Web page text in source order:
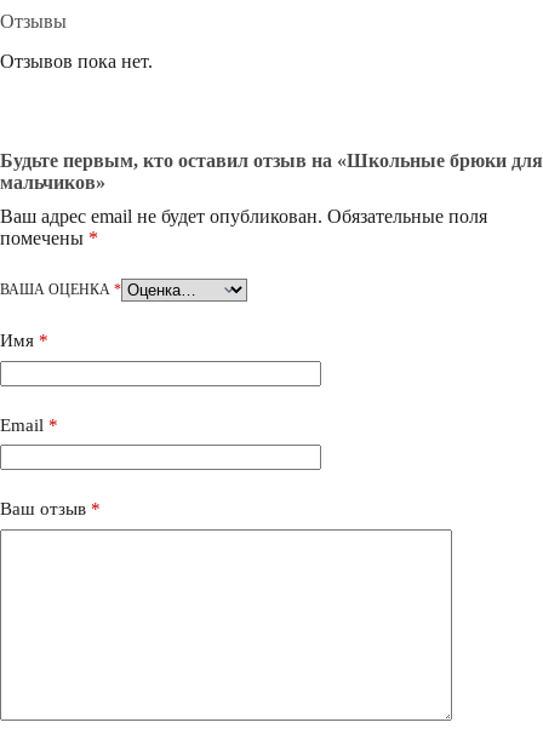
Отзывы
Отзывов пока нет.
Будьте первым, кто оставил отзыв на «Школьные брюки для
мальчиков»
Ваш адрес email не будет опубликован. Обязательные поля
помечены *
ВАША ОЦЕНКА *
Имя *
Email *
Ваш отзыв *